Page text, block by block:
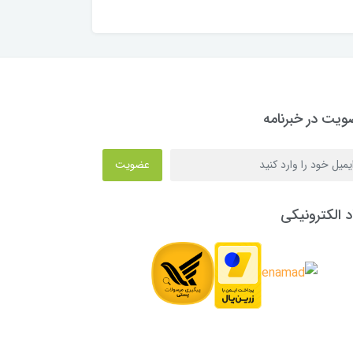
در خبرنامه
عضویت
الکترونیکی